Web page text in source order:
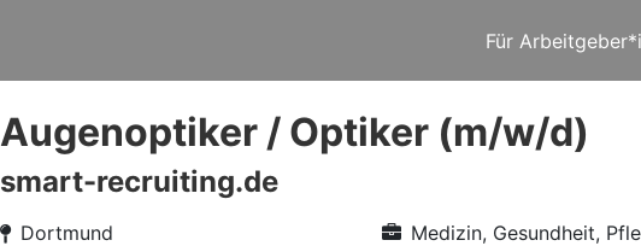
Für
Augenoptiker / Optiker (m/w/d)
smart-recruiting.de
Dortmund Medizin, Gesundheit,